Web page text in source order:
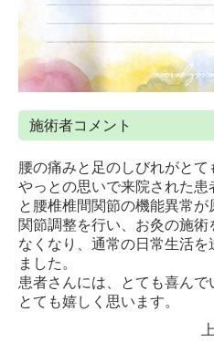
施術者コメント
腰の痛みと足のしびれがとて
やっとの思いで来院された患
と腰椎椎間関節の機能異常が
関節調整を行い、お灸の施
なくなり、 通常の日常生活を
ました。
患者さんには、とても喜ん
とても嬉しく思います。